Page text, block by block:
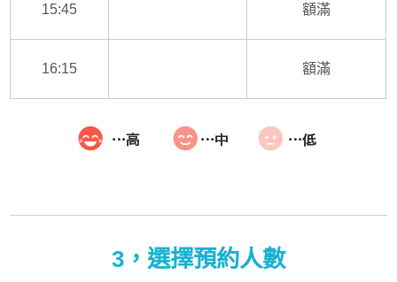
15:45 額滿
16:15 額滿
3，選擇預約人數